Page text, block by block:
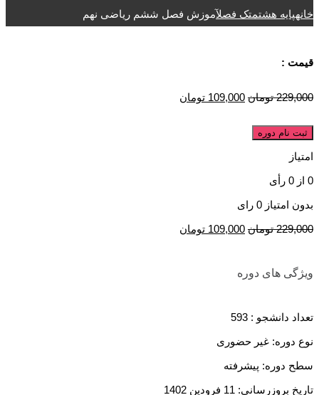
خانهپایه هشتمتک فصلآموزش فصل ششم ریاضی نهم
قیمت :
229,000 تومان 109,000 تومان
ثبت نام دوره
امتیاز
0 از 0 رأی
بدون امتیاز 0 رای
229,000 تومان 109,000 تومان
ویژگی های دوره
تعداد دانشجو : 593
نوع دوره: غیر حضوری
سطح دوره: پیشرفته
تاریخ بروزرسانی: 11 فرودین 1402